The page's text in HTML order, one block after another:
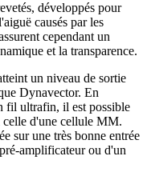
développés pour
causés par les
cependant un
et la transparence.
un niveau de sortie
Dynavector. En
fil ultrafin, il est possible
celle d'une cellule MM.
sur une très bonne entrée
amplificateur ou d'un